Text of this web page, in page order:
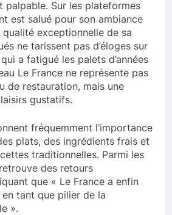
palpable. Sur les plateformes
est salué pour son ambiance
exceptionnelle de sa
ne tarissent pas d’éloges sur
a fatigué les palets d’années
Le France ne représente pas
de restauration, mais une
gustatifs.
fréquemment l’importance
plats, des ingrédients frais et
traditionnelles. Parmi les
des retours
que « Le France a enfin
tant que pilier de la
».